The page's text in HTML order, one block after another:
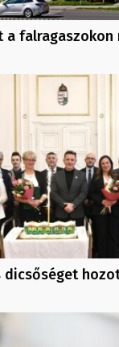
a falragaszokon
dicsőséget